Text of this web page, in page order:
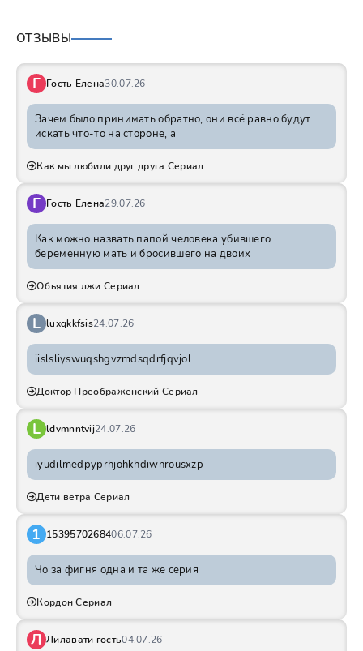
ОТЗЫВЫ
Г Гость Елена30.07.26
Зачем было принимать обратно, они всё равно будут
искать что-то на стороне, а
Как мы любили друг друга Сериал
Г Гость Елена29.07.26
Как можно назвать папой человека убившего
беременную мать и бросившего на двоих
Объятия лжи Сериал
L luxqkkfsis24.07.26
iislsliyswuqshgvzmdsqdrfjqvjol
Доктор Преображенский Сериал
L ldvmnntvij24.07.26
iyudilmedpyprhjohkhdiwnrousxzp
Дети ветра Сериал
1 1539570268406.07.26
Чо за фигня одна и та же серия
Кордон Сериал
Л Лилавати гость04.07.26